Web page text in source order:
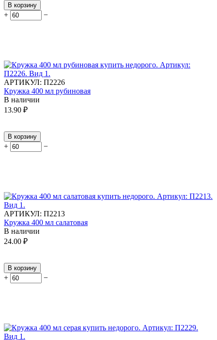
В корзину
+ −
АРТИКУЛ: П2226
Кружка 400 мл рубиновая
В наличии
13.90 ₽
В корзину
+ −
АРТИКУЛ: П2213
Кружка 400 мл салатовая
В наличии
24.00 ₽
В корзину
+ −